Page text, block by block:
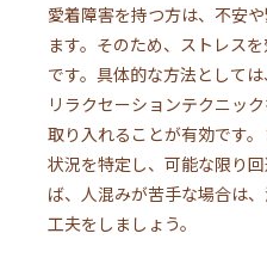
愛着障害を持つ方は、不安
ます。そのため、ストレス
です。具体的な方法として
リラクセーションテクニッ
取り入れることが有効です
状況を特定し、可能な限り
ば、人混みが苦手な場合は
工夫をしましょう。